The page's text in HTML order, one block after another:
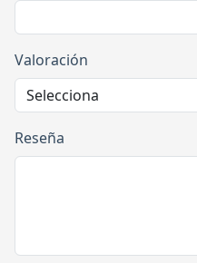
Valoración
Reseña